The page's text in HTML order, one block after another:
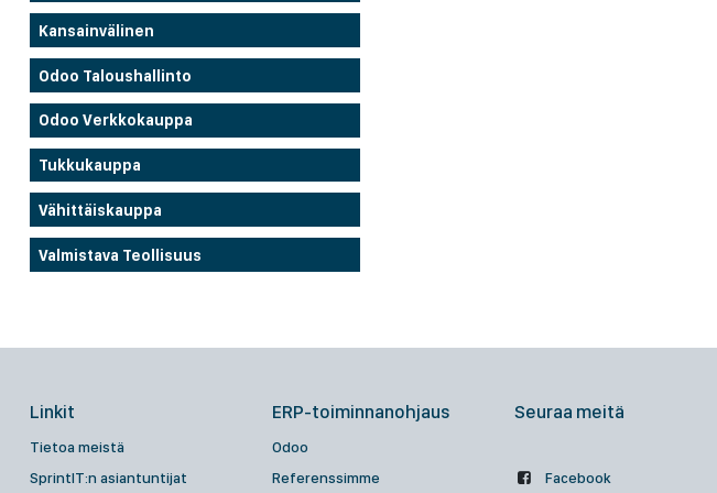
Kansainvälinen
Odoo Taloushallinto
Odoo Verkkokauppa
Tukkukauppa
Vähittäiskauppa
Valmistava Teollisuus
Linkit
Tietoa meistä
SprintIT:n asiantuntijat
ERP-toiminnanohjaus
Odoo
Referenssimme
Seuraa meitä
Facebook